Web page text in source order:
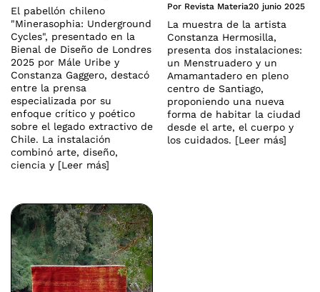
El pabellón chileno
"Minerasophia: Underground
Cycles", presentado en la
Bienal de Diseño de Londres
2025 por Mále Uribe y
Constanza Gaggero, destacó
entre la prensa
especializada por su
enfoque crítico y poético
sobre el legado extractivo de
Chile. La instalación
combinó arte, diseño,
ciencia y [Leer más]
Por Revista Materia20 junio 2025
La muestra de la artista
Constanza Hermosilla,
presenta dos instalaciones:
un Menstruadero y un
Amamantadero en pleno
centro de Santiago,
proponiendo una nueva
forma de habitar la ciudad
desde el arte, el cuerpo y
los cuidados. [Leer más]